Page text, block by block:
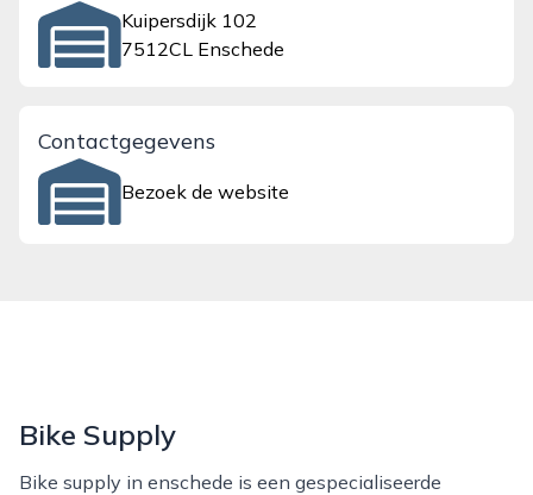
Kuipersdijk 102
7512CL Enschede
Contactgegevens
Bezoek de website
Bike Supply
Bike supply in enschede is een gespecialiseerde